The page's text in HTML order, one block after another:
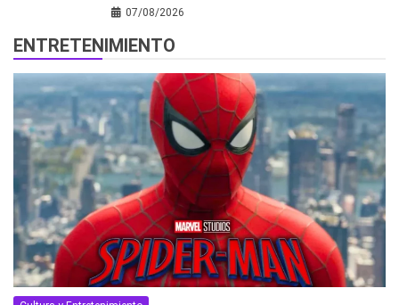
07/08/2026
ENTRETENIMIENTO